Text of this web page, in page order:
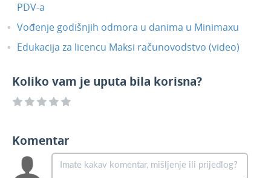
Mogućnost plaćanja licence na godišnjoj
Paušalni obrtnici - novi PO-SD obrazac za
2020. godinu
vrijednosnog skladišta
Porez na potrošnju - prijenos podataka iz
novog modula utrška
PDV-a
Vođenje godišnjih odmora u danima u Minimaxu
Edukacija za licencu Maksi računovodstvo (video)
Koliko vam je uputa bila korisna?
Komentar